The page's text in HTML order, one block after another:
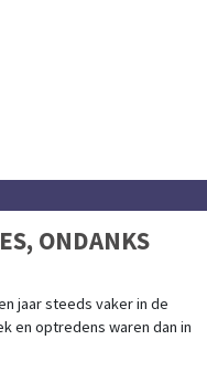
ONDANKS
jaar steeds vaker in de
en optredens waren dan in